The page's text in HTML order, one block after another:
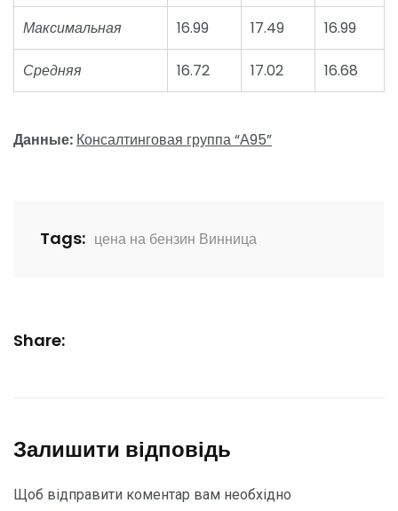
Максимальная 16.99 17.49 16.99
Средняя 16.72 17.02 16.68
Данные: Консалтинговая группа “А95”
Tags: цена на бензин Винница
Share:
Залишити відповідь
Щоб відправити коментар вам необхідно